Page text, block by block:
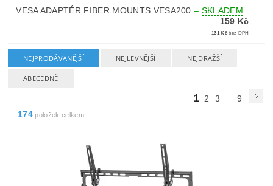
VESA ADAPTÉR FIBER MOUNTS VESA200– SKLADEM
159 Kč
131 Kč bez DPH
NEJPRODÁVANĚJŠÍ NEJLEVNĚJŠÍ NEJDRAŽŠÍ
ABECEDNĚ
1 2 3 ... 9
174 položek celkem